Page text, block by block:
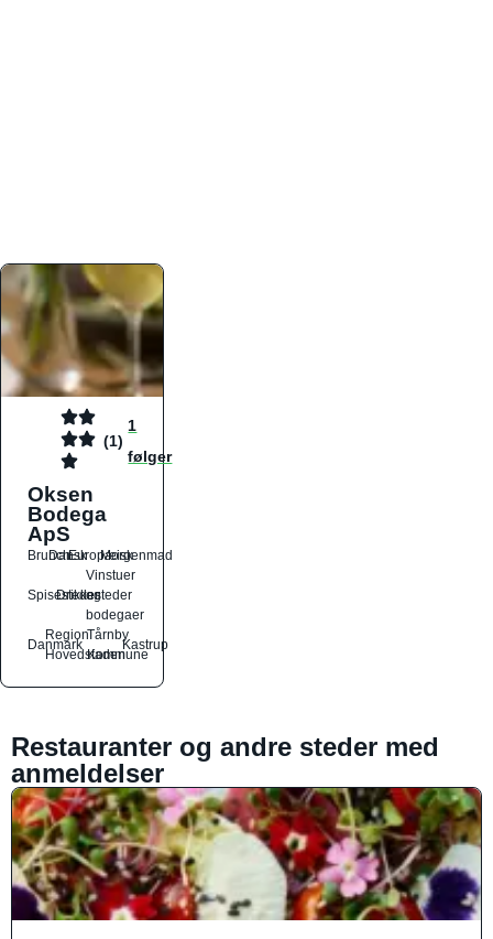
(1)
1
følger
Oksen
Bodega
ApS
Brunch
DanskEuropæiskMorgenmad
Spisesteder
Drikkesteder
Vinstuer
og
bodegaer
Danmark
Region
Hovedstaden
Tårnby
Kommune
Kastrup
Restauranter og andre steder med
anmeldelser